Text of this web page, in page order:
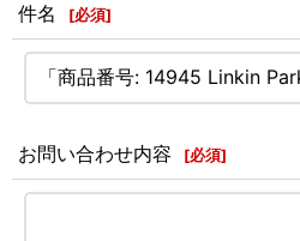
件名 [必須]
お問い合わせ内容 [必須]